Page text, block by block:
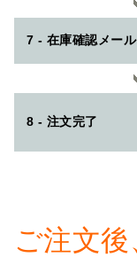
7 - 在庫確認メール
8 - 注文完了
ご注文